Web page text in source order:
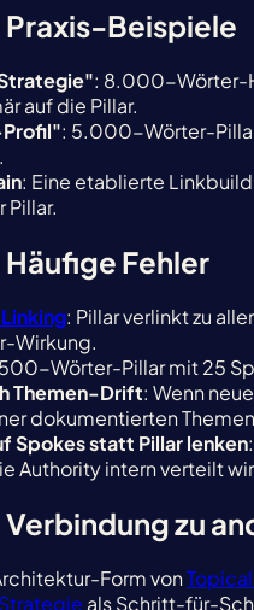
Beispiele
: 8.000-Wörter-
auf die Pillar.
: 5.000-Wörter-Pillar
: Eine etablierte
Fehler
: Pillar verlinkt zu
Wirkung.
Wörter-Pillar mit 25
Themen-Drift: Wenn
dokumentierten
Spokes statt Pillar lenken
Authority intern verteilt
zu
Form von
als Schritt-für-